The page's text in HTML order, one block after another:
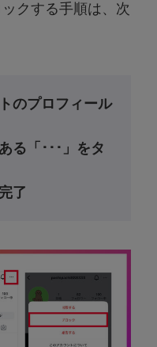
クする手順は、次
のプロフィール
る「･･･」をタ
了